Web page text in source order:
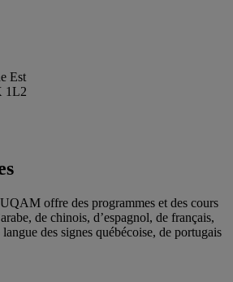
Est
1L2
offre des programmes et des cours
de chinois, d’espagnol, de français,
des signes québécoise, de portugais